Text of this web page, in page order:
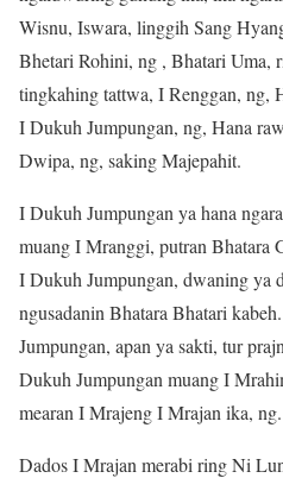
Wisnu, Iswara, linggih Sang
Bhetari Rohini, ng , Bhatari Uma,
tingkahing tattwa, I Renggan, ng,
I Dukuh Jumpungan, ng, Hana
Dwipa, ng, saking Majepahit.
I Dukuh Jumpungan ya hana
muang I Mranggi, putran Bhatara
I Dukuh Jumpungan, dwaning ya
ngusadanin Bhatara Bhatari
Jumpungan, apan ya sakti, tur
Dukuh Jumpungan muang I
mearan I Mrajeng I Mrajan ika, ng.
Dados I Mrajan merabi ring Ni